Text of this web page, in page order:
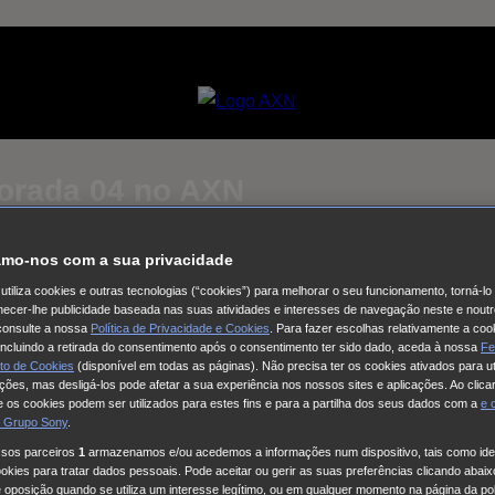
Selecciona um
Coleção de vídeos
- O Regresso Como Matar o Seu Marido The Other Bennet
- Talento no Feminino 24 Março Dia internacional da Açao
This City Is Ours Nine Bodies HUDSON & REX Cobra Kai
Long Bright River
Força de intervenção Viola Come Il Mare Frente a
Cinema com C Maiúsculo Frente a Frente Three Pines The
nos com a sua privacidade
cookies e outras tecnologias (“cookies”) para melhorar o seu funcionamento, torná-
lhe publicidade baseada nas suas atividades e interesses de navegação neste e
a nossa Política de Privacidade e Cookies . Para fazer escolhas relativamente a
a retirada do consentimento após o consentimento ter sido dado, aceda à nossa
de Cookies (disponível em todas as páginas). Não precisa ter os cookies ativados para
mas desligá-los pode afetar a sua experiência nos nossos sites e aplicações. Ao
os cookies podem ser utilizados para estes fins e para a partilha dos seus dados com a e
Sony.
parceiros 1 armazenamos e/ou acedemos a informações num dispositivo, tais como
para tratar dados pessoais. Pode aceitar ou gerir as suas preferências clicando
oposição quando se utiliza um interesse legítimo, ou em qualquer momento na página da